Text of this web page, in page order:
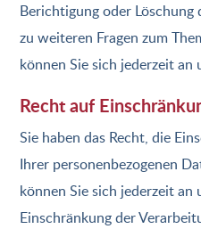
Berichtigung oder
zu weiteren Fragen zum
können Sie sich jederzeit an
Recht auf
Sie haben das Recht, die
Ihrer personenbezogenen
können Sie sich jederzeit an
Einschränkung der